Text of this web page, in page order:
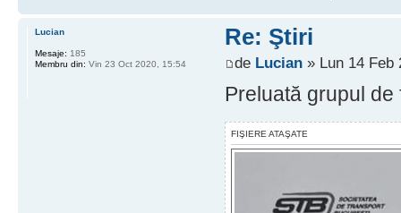
Re: Ştiri
de Lucian» Lun 14 Feb
Preluată grupul
FIŞIERE ATAŞATE
Lucian
Mesaje: 185
Membru din: Vin 23 Oct 2020, 15:54